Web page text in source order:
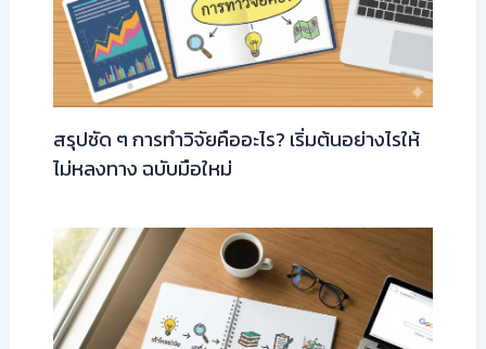
สรุปชัด ๆ การทำวิจัยคืออะไร? เริ่มต้นอย่างไรให้
ไม่หลงทาง ฉบับมือใหม่